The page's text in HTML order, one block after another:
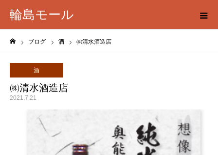
輪島モール
ブログ 酒 ㈱清水酒造店
酒
㈱清水酒造店
2021.7.21